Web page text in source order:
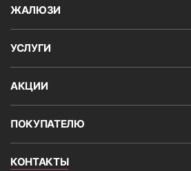
ЖАЛЮЗИ
УСЛУГИ
АКЦИИ
ПОКУПАТЕЛЮ
КОНТАКТЫ